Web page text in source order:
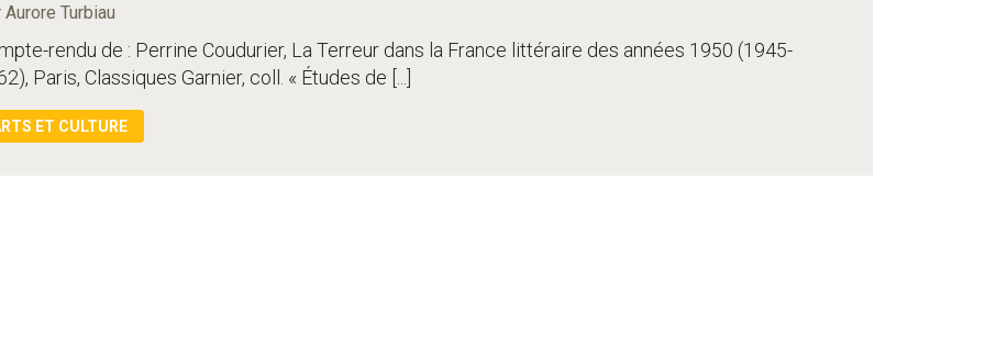
Aurore Turbiau
rendu de : Perrine Coudurier, La Terreur dans la France littéraire des années 1950 (1945-
Paris, Classiques Garnier, coll. « Études de [...]
ET CULTURE